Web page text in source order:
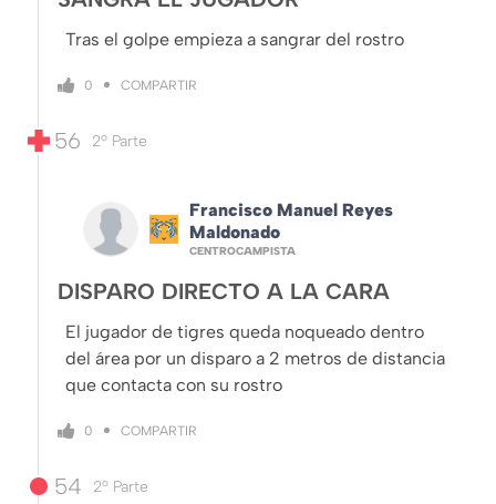
Tras el golpe empieza a sangrar del rostro
0 COMPARTIR
56 2º Parte
Francisco Manuel Reyes
Maldonado
CENTROCAMPISTA
DISPARO DIRECTO A LA CARA
El jugador de tigres queda noqueado dentro
del área por un disparo a 2 metros de distancia
que contacta con su rostro
0 COMPARTIR
54 2º Parte